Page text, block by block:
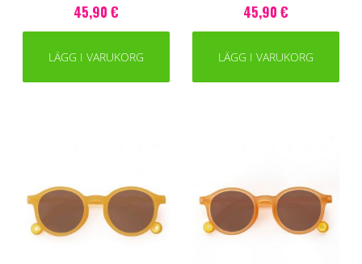
45,90 €
LÄGG I VARUKORG
45,90 €
LÄGG I VARUKORG